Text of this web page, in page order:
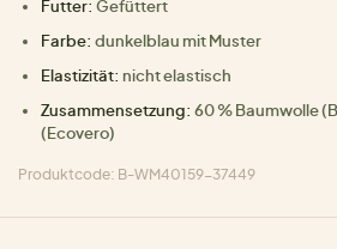
Futter: Gefüttert
Farbe: dunkelblau mit Muster
Elastizität: nicht elastisch
Zusammensetzung: 60 % Baumwolle
(Ecovero)
Produktcode: B-WM40159-37449